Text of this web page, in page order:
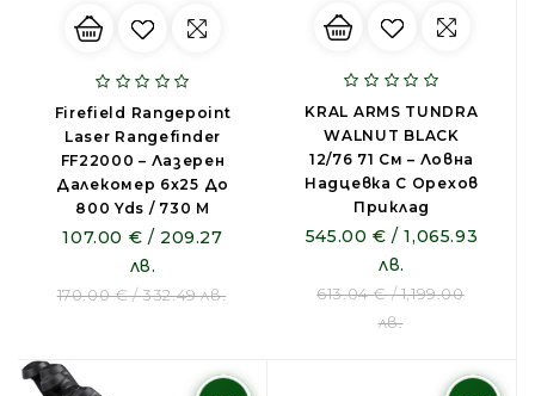
Firefield Rangepoint
Laser Rangefinder
FF22000 – Лазерен
Далекомер 6x25 До
800 Yds / 730 M
107.00 € / 209.27
лв.
170.00 € / 332.49 лв.
KRAL ARMS TUNDRA
WALNUT BLACK
12/76 71 См – Ловна
Надцевка С Орехов
Приклад
545.00 € / 1,065.93
лв.
613.04 € / 1,199.00
лв.